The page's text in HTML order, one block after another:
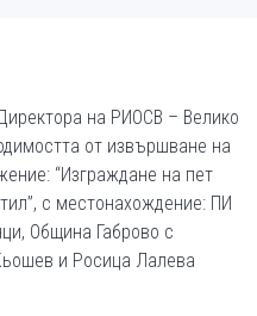
на РИОСВ – Велико
от извършване на
“Изграждане на пет
с местонахождение: ПИ
Община Габрово с
и Росица Лалева